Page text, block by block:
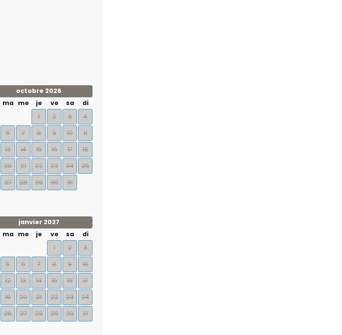
octobre 2026
ma me je ve sa
di
1
2 3
4
6 7 8 9 10
11
13 14 15 16 17
18
20 21 22 23 24
25
27 28 29 30 31
janvier 2027
ma me je ve sa
di
1
2
3
5 6 7 8 9
10
12 13 14 15 16
17
19 20 21 22 23
24
26 27 28 29 30 31